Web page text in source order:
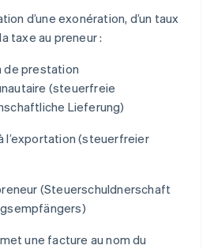
d’une exonération, d’un taux
taxe au preneur :
de prestation
(steuerfreie
Lieferung)
l’exportation (steuerfreier
(Steuerschuldnerschaft
)
une facture au nom du